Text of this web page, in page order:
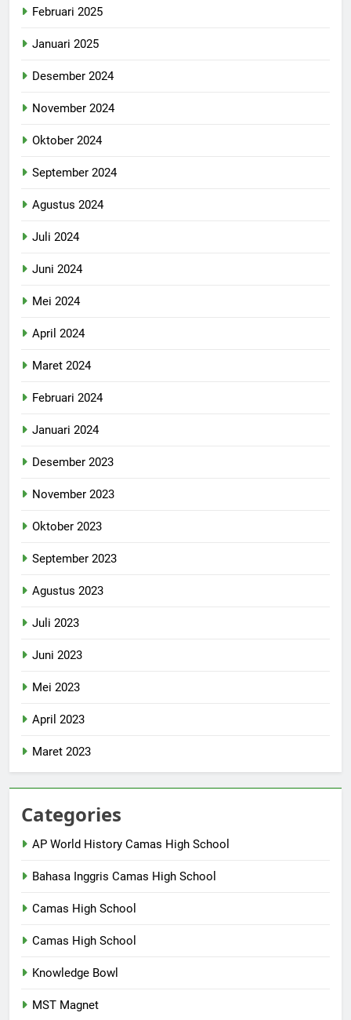
Februari 2025
Januari 2025
Desember 2024
November 2024
Oktober 2024
September 2024
Agustus 2024
Juli 2024
Juni 2024
Mei 2024
April 2024
Maret 2024
Februari 2024
Januari 2024
Desember 2023
November 2023
Oktober 2023
September 2023
Agustus 2023
Juli 2023
Juni 2023
Mei 2023
April 2023
Maret 2023
Categories
AP World History Camas High School
Bahasa Inggris Camas High School
Camas High School
Camas High School
Knowledge Bowl
MST Magnet